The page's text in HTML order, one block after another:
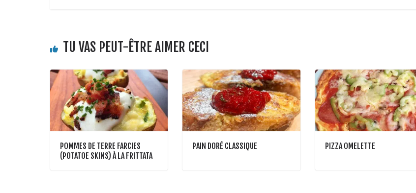
TU VAS PEUT-ÊTRE AIMER CECI
POMMES DE TERRE FARCIES
(POTATOE SKINS) À LA FRITTATA
PAIN DORÉ CLASSIQUE PIZZA OMELETTE